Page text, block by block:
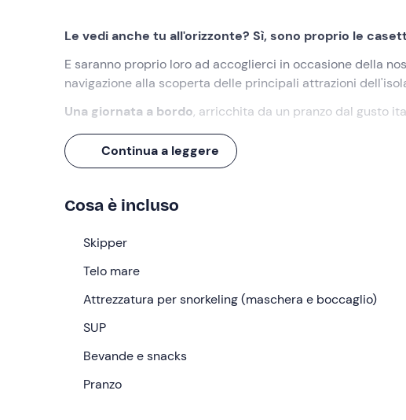
Le vedi anche tu all'orizzonte? Sì, sono proprio le
E saranno proprio loro ad accoglierci in occasione della
navigazione alla scoperta delle principali attrazioni
Una giornata a bordo, arricchita da un pranzo dal gusto
Cosa faremo
skipper, che ci darà il benvenuto a bordo dell'imbarcazione.
Chiaia, per una prima
Durante la navigazione godremo della compagnia dello
territorio. Non mancherà anche di servire ilpranzo a bordo
tradizione italiana, accompagnati da bevande.
La navigazione continuerà nel pomeriggio, passando per la
durata totale 8 ore circa
Continua a leggere
Cosa è incluso
Skipper
Telo mare
Attrezzatura per snorkeling (maschera e boccaglio)
SUP
Bevande e snacks
Pranzo